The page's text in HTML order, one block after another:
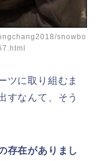
snowbo
ツに取り組むま
すなんて、そう
存在がありまし